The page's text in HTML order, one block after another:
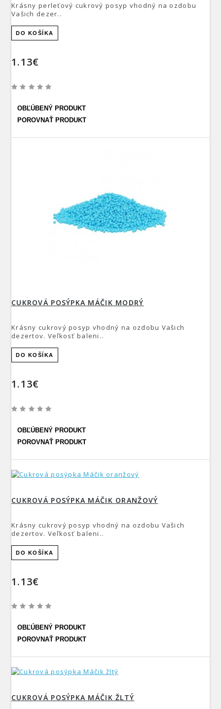
Krásny perleťový cukrový posyp vhodný na ozdobu
Vašich dezer..
DO KOŠÍKA
1.13€
OBĽÚBENÝ PRODUKT
POROVNAŤ PRODUKT
CUKROVÁ POSÝPKA MÁČIK MODRÝ
Krásny cukrový posyp vhodný na ozdobu Vašich
dezertov. Veľkosť baleni..
DO KOŠÍKA
1.13€
OBĽÚBENÝ PRODUKT
POROVNAŤ PRODUKT
CUKROVÁ POSÝPKA MÁČIK ORANŽOVÝ
Krásny cukrový posyp vhodný na ozdobu Vašich
dezertov. Veľkosť baleni..
DO KOŠÍKA
1.13€
OBĽÚBENÝ PRODUKT
POROVNAŤ PRODUKT
CUKROVÁ POSÝPKA MÁČIK ŽLTÝ